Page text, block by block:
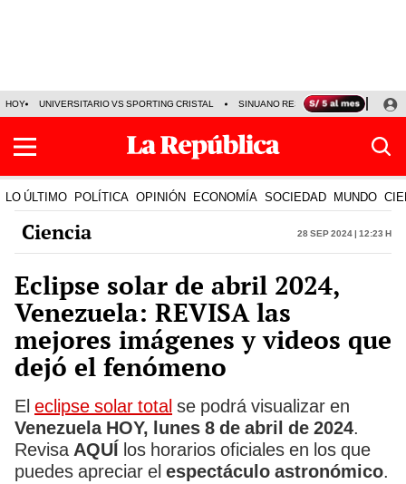
HOY UNIVERSITARIO VS SPORTING CRISTAL SINUANO RESULTADOS HOY
LO ÚLTIMO POLÍTICA OPINIÓN ECONOMÍA SOCIEDAD MUNDO
Ciencia 28 Sep 2024 | 12:23 h
Eclipse solar de abril 2024,
Venezuela: REVISA las
mejores imágenes y videos que
dejó el fenómeno
El eclipse solar total se podrá visualizar en
Venezuela HOY, lunes 8 de abril de 2024.
Revisa AQUÍ los horarios oficiales en los que
puedes apreciar el espectáculo astronómico.